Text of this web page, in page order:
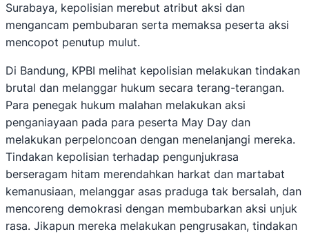
Surabaya, kepolisian merebut atribut aksi dan
mengancam pembubaran serta memaksa peserta aksi
mencopot penutup mulut.
Di Bandung, KPBI melihat kepolisian melakukan tindakan
brutal dan melanggar hukum secara terang-terangan.
Para penegak hukum malahan melakukan aksi
penganiayaan pada para peserta May Day dan
melakukan perpeloncoan dengan menelanjangi mereka.
Tindakan kepolisian terhadap pengunjukrasa
berseragam hitam merendahkan harkat dan martabat
kemanusiaan, melanggar asas praduga tak bersalah, dan
mencoreng demokrasi dengan membubarkan aksi unjuk
rasa. Jikapun mereka melakukan pengrusakan, tindakan